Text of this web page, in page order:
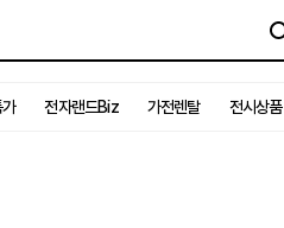
가 전자랜드Biz 가전렌탈 전시상품